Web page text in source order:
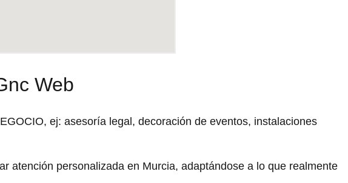
Web
ej: asesoría legal, decoración de eventos, instalaciones
atención personalizada en Murcia, adaptándose a lo que realmente